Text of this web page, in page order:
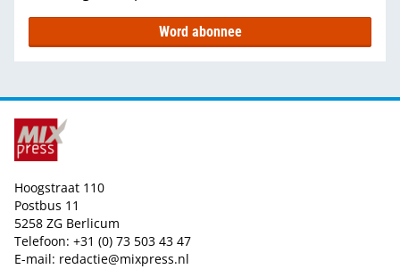
Word abonnee
Hoogstraat 110
Postbus 11
5258 ZG Berlicum
Telefoon: +31 (0) 73 503 43 47
E-mail: redactie@mixpress.nl